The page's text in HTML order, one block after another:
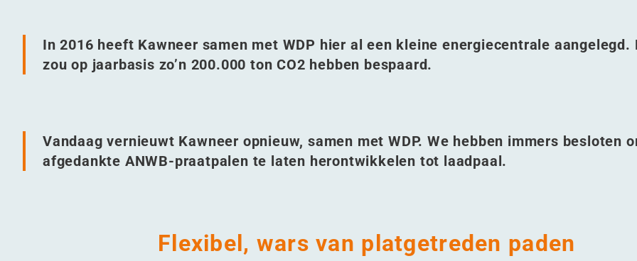
In 2016 heeft Kawneer samen met WDP hier al een kleine energiecentrale aangelegd.
zou op jaarbasis zo’n 200.000 ton CO2 hebben bespaard.
Vandaag vernieuwt Kawneer opnieuw, samen met WDP. We hebben immers besloten
afgedankte ANWB-praatpalen te laten herontwikkelen tot laadpaal.
Flexibel, wars van platgetreden paden